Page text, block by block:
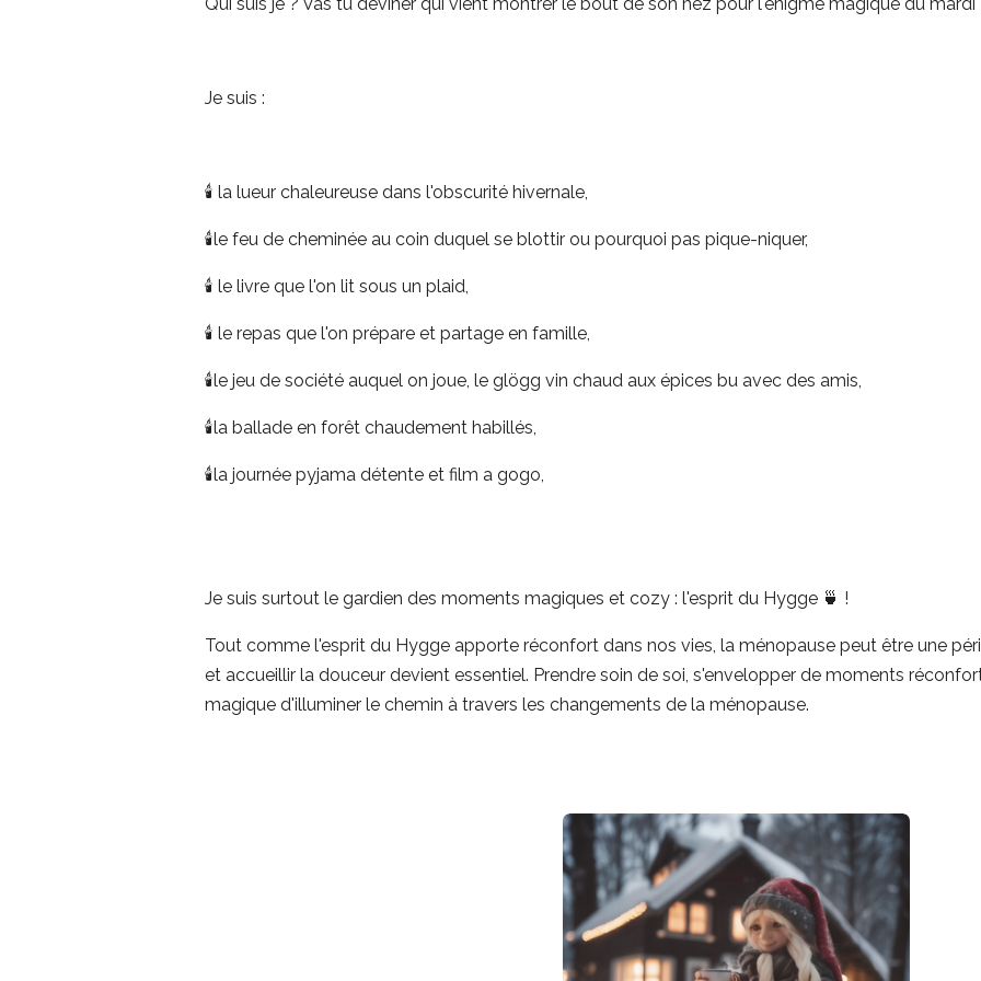
Je suis :
🕯️ la lueur chaleureuse dans l'obscurité hivernale,
🕯️le feu de cheminée au coin duquel se blottir ou pourquoi pas pique-niquer,
🕯️ le livre que l'on lit sous un plaid,
🕯️ le repas que l'on prépare et partage en famille,
🕯️le jeu de société auquel on joue, le glögg vin chaud aux épices bu avec des amis,
🕯️la ballade en forêt chaudement habillés,
🕯️la journée pyjama détente et film a gogo,
Je suis surtout le gardien des moments magiques et cozy : l'esprit du Hygge 🍵 !
Tout comme l'esprit du Hygge apporte réconfort dans nos vies, la ménopause peut être une
et accueillir la douceur devient essentiel. Prendre soin de soi, s'envelopper de moments
magique d'illuminer le chemin à travers les changements de la ménopause.